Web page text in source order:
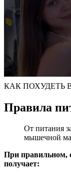
КАК ПОХУДЕТЬ
Правила
От питания
мышечной
При правильном,
получает: